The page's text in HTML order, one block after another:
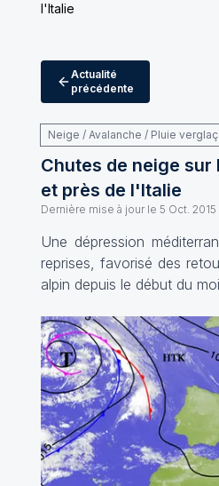
l'Italie
Actualité
précédente
Neige / Avalanche / Pluie
Chutes de neige sur
et près de l'Italie
Dernière mise à jour le 5 Oct. 2015
Une dépression
reprises, favorisé des
alpin depuis le début du